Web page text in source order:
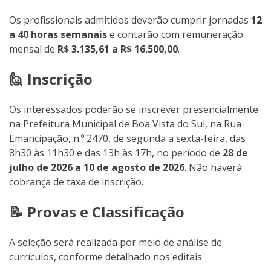
Os profissionais admitidos deverão cumprir jornadas 12
a 40 horas semanaise contarão com remuneração
mensal de R$ 3.135,61 a R$ 16.500,00.
🙋 Inscrição
Os interessados poderão se inscrever presencialmente
na Prefeitura Municipal de Boa Vista do Sul, na Rua
Emancipação, n.º 2470, de segunda a sexta-feira, das
8h30 às 11h30 e das 13h às 17h, no período de 28 de
julho de 2026 a 10 de agosto de 2026. Não haverá
cobrança de taxa de inscrição.
📝 Provas e Classificação
A seleção será realizada por meio de análise de
currículos, conforme detalhado nos editais.